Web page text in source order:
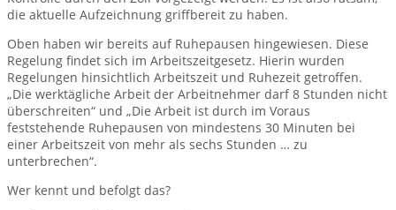
die aktuelle Aufzeichnung griffbereit zu haben.
Oben haben wir bereits auf Ruhepausen hingewiesen. Diese
Regelung findet sich im Arbeitszeitgesetz. Hierin wurden
Regelungen hinsichtlich Arbeitszeit und Ruhezeit getroffen.
„Die werktägliche Arbeit der Arbeitnehmer darf 8 Stunden nicht
überschreiten“ und „Die Arbeit ist durch im Voraus
feststehende Ruhepausen von mindestens 30 Minuten bei
einer Arbeitszeit von mehr als sechs Stunden … zu
unterbrechen“.
Wer kennt und befolgt das?